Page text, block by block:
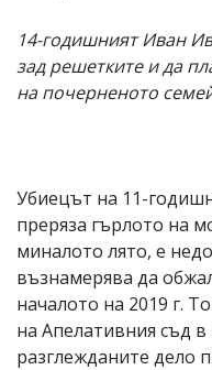
14-годишният Иван
зад решетките и да
на почерненото
Убиецът на 11-
преряза гърлото на
миналото лято, е
възнамерява да
началото на 2019 г.
на Апелативния съд в
разглежданите дело